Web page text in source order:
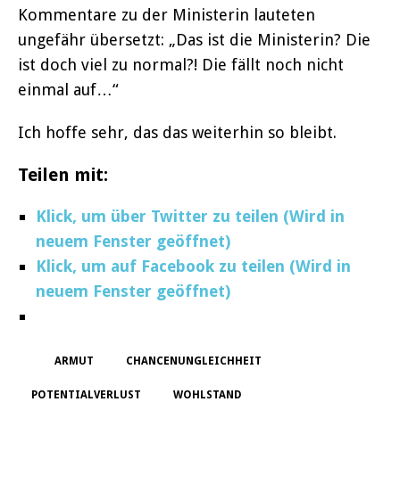
Kommentare zu der Ministerin lauteten
ungefähr übersetzt: „Das ist die Ministerin? Die
ist doch viel zu normal?! Die fällt noch nicht
einmal auf…“
Ich hoffe sehr, das das weiterhin so bleibt.
Teilen mit:
Klick, um über Twitter zu teilen (Wird in
neuem Fenster geöffnet)
Klick, um auf Facebook zu teilen (Wird in
neuem Fenster geöffnet)
ARMUT CHANCENUNGLEICHHEIT
POTENTIALVERLUST WOHLSTAND